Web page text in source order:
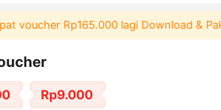
Rp165.000 lagi Download & Pakai！
Rp9.000